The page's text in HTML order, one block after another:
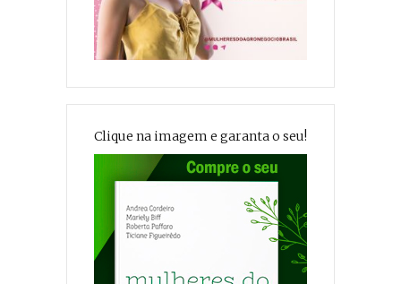
Clique na imagem e garanta o seu!